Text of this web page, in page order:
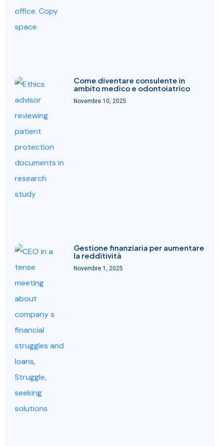
Come diventare consulente in
ambito medico e odontoiatrico
Novembre 10, 2025
Gestione finanziaria per aumentare
la redditività
Novembre 1, 2025